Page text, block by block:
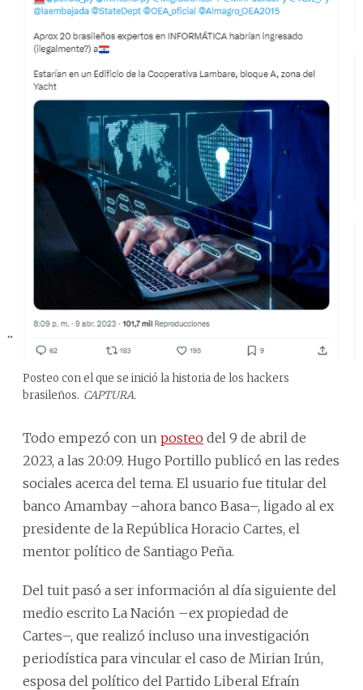
Posteo con el que se inició la historia de los hackers
brasileños. CAPTURA.
Todo empezó con un posteo del 9 de abril de
2023, a las 20:09. Hugo Portillo publicó en las redes
sociales acerca del tema. El usuario fue titular del
banco Amambay –ahora banco Basa–, ligado al ex
presidente de la República Horacio Cartes, el
mentor político de Santiago Peña.
Del tuit pasó a ser información al día siguiente del
medio escrito La Nación –ex propiedad de
Cartes–, que realizó incluso una investigación
periodística para vincular el caso de Mirian Irún,
esposa del político del Partido Liberal Efraín